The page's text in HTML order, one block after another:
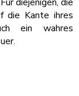
die Kante ihres
ein wahres